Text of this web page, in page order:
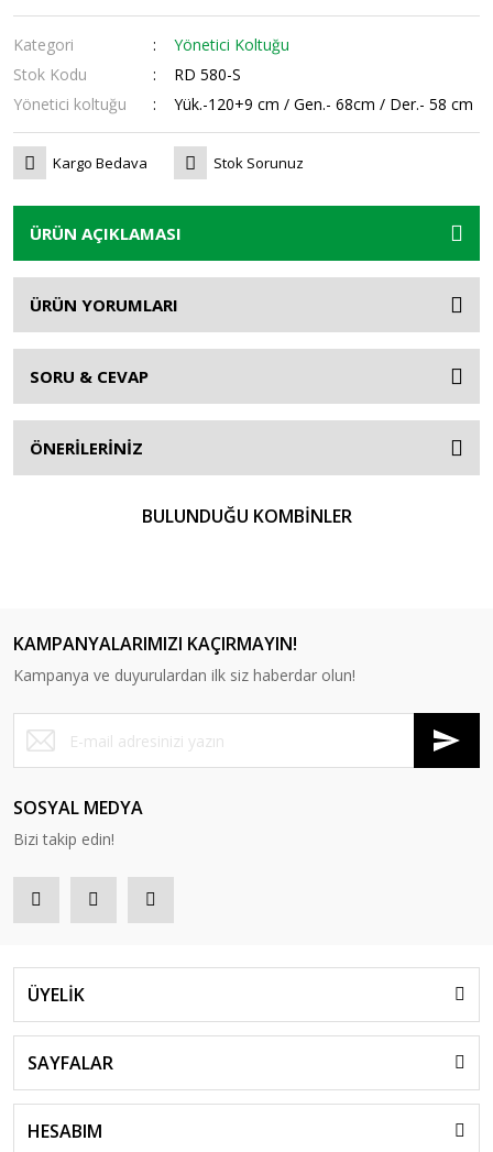
Kategori
Yönetici Koltuğu
Stok Kodu
RD 580-S
Yönetici koltuğu
Yük.-120+9 cm / Gen.- 68cm / Der.- 58 cm
Kargo Bedava Stok Sorunuz
ÜRÜN AÇIKLAMASI
ÜRÜN YORUMLARI
SORU & CEVAP
ÖNERİLERİNİZ
BULUNDUĞU KOMBİNLER
Hezen Tekli Koltuk Hezen İkili Koltuk Hezen Üçlü Koltuk
KAMPANYALARIMIZI KAÇIRMAYIN!
Kampanya ve duyurulardan ilk siz haberdar olun!
SOSYAL MEDYA
Bizi takip edin!
ÜYELİK
SAYFALAR
HESABIM